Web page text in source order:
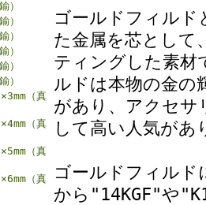
）
）
）
）
）
）
（真
（真
（真
（真
ゴールドフィル
た金属を芯として
ティングした素
ルドは本物の金の
があり、アクセサ
して高い人気があ
ゴールドフィル
から"14KGF"や